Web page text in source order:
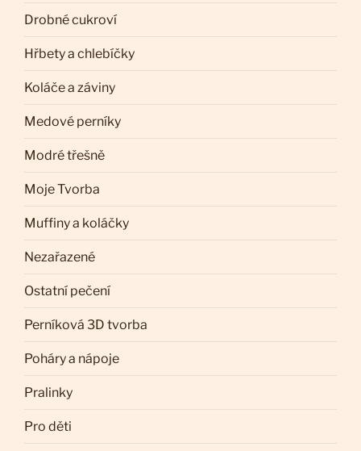
Drobné cukroví
Hřbety a chlebíčky
Koláče a záviny
Medové perníky
Modré třešně
Moje Tvorba
Muffiny a koláčky
Nezařazené
Ostatní pečení
Perníková 3D tvorba
Poháry a nápoje
Pralinky
Pro děti